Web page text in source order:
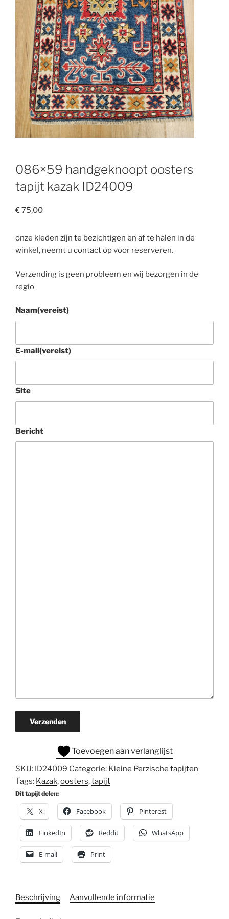
086×59 handgeknoopt oosters
tapijt kazak ID24009
€75,00
onze kleden zijn te bezichtigen en af te halen in de
winkel, neemt u contact op voor reserveren.
Verzending is geen probleem en wij bezorgen in de
regio
Naam(vereist)
E-mail(vereist)
Site
Bericht
Verzenden
Toevoegen aan verlanglijst
SKU: ID24009 Categorie: Kleine Perzische tapijten
Tags: Kazak,oosters,tapijt
Dit tapijt delen:
X Facebook Pinterest
LinkedIn Reddit WhatsApp
E-mail Print
Beschrijving Aanvullende informatie